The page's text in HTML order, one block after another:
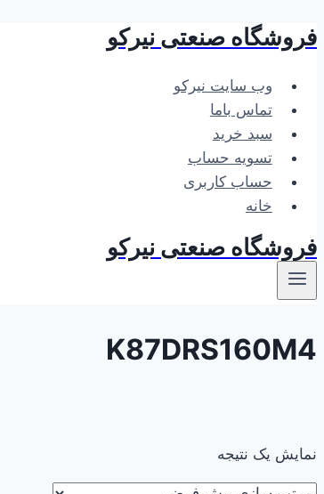
بازگشت
محتوا
فروشگاه صنعتی نیرکو
وب سایت نیرکو
تماس باما
سبد خرید
تسویه حساب
حساب کاربری
خانه
فروشگاه صنعتی نیرکو
K87DRS160M4
نمایش یک نتیجه